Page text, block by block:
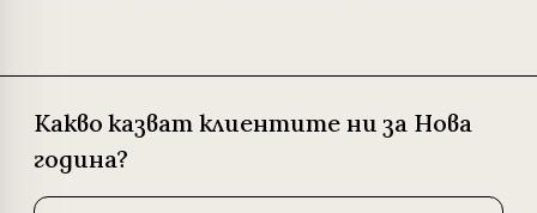
Какво казват клиентите ни за Нова
година?